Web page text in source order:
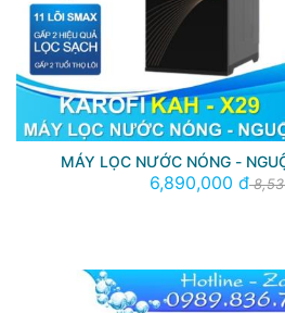
MÁY LỌC NƯỚC NÓNG -
6,890,000 đ